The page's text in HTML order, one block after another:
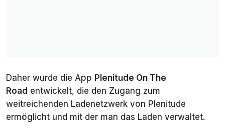
Daher wurde die App Plenitude On The
Road entwickelt, die den Zugang zum
weitreichenden Ladenetzwerk von Plenitude
ermöglicht und mit der man das Laden verwaltet.